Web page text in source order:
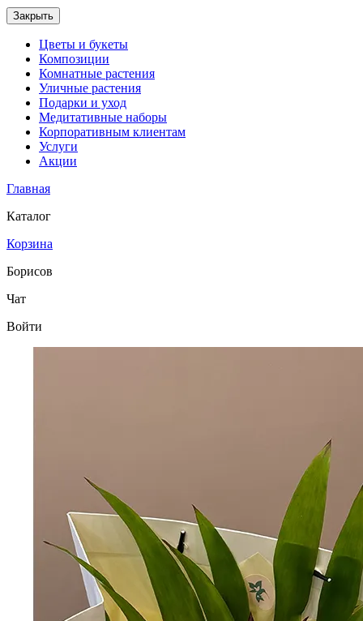
Закрыть
Цветы и букеты
Композиции
Комнатные растения
Уличные растения
Подарки и уход
Медитативные наборы
Корпоративным клиентам
Услуги
Акции
Главная
Каталог
Корзина
Борисов
Чат
Войти